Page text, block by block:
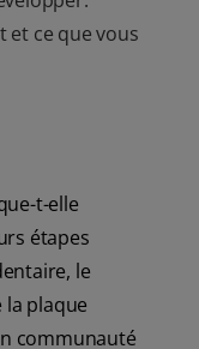
et ce que vous
t-elle
étapes
le
la plaque
communauté